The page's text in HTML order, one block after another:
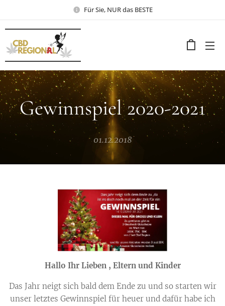
Für Sie, NUR das BESTE
Gewinnspiel 2020-2021
01.12.2018
Hallo Ihr Lieben , Eltern und Kinder
Das Jahr neigt sich bald dem Ende zu und so starten wir
unser letztes Gewinnspiel für heuer und dafür habe ich